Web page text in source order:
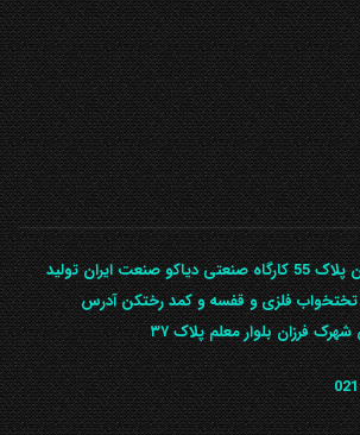
تهران شهریار کوی گلستان پلاک 55 کارگاه صنعتی دیاکو صنعت ایران تولید
تختخواب فلزی و قفسه و کمد رختکن آدرس
فرزان بلوار معلم پلاک ۳۷